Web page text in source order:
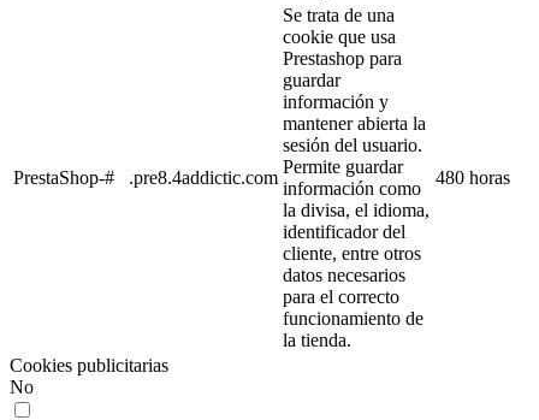
PrestaShop-# .pre8.4addictic.com
Se trata de una
cookie que usa
Prestashop para
guardar
información y
mantener abierta la
sesión del usuario.
Permite guardar
información como
la divisa, el idioma,
identificador del
cliente, entre otros
datos necesarios
para el correcto
funcionamiento de
la tienda.
480 horas
Cookies publicitarias
No